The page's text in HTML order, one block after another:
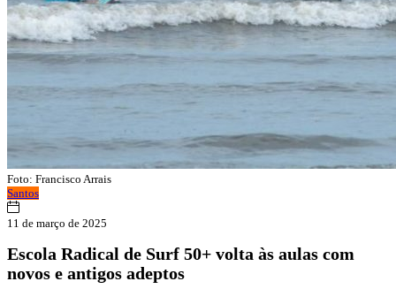
Foto: Francisco Arrais
Santos
11 de março de 2025
Escola Radical de Surf 50+ volta às aulas com
novos e antigos adeptos